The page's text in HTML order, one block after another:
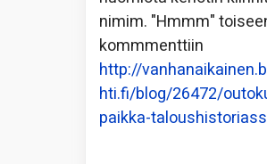
nimim. "Hmmm"
kommmenttiin
http://
hti.fi/blog/26472/
paikka-